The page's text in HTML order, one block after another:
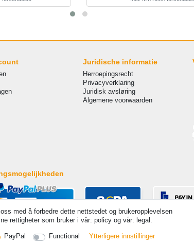
Juridische informatie
Herroepingsrecht
Privacyverklaring
Juridisk avsløring
Algemene voorwaarden
Prijzen zijn inclusief wettelijk verplicht 19% btw Basisprijzen zie artikeldetail | *
med å forbedre dette nettstedet og brukeropplevelsen
rettigheter som bruker i vår: policy og vår: legal.
PayPal Functional Ytterligere innstillinger